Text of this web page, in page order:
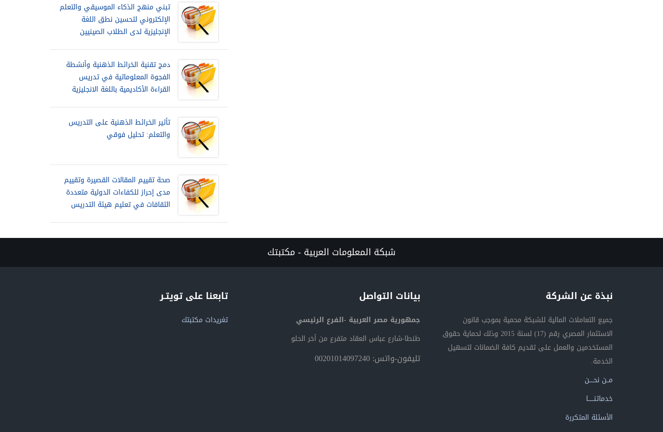
تبني منهج الذكاء الموسيقي والتعلم
الإلكتروني لتحسين نطق اللغة
الإنجليزية لدى الطلاب الصينيين
دمج تقنية الخرائط الذهنية وأنشطة
الفجوة المعلوماتية في تدريس
القراءة الأكاديمية باللغة الانجليزية
تأثير الخرائط الذهنية على التدريس
والتعلم: تحليل فوقي
صحة تقييم المقالات القصيرة وتقييم
مدى إحراز للكفاءات الدولية متعددة
الثقافات في تعليم هيئة التدريس
شبكة المعلومات العربية - مكتبتك
نبذة عن الشركة
جميع التعاملات المالية للشبكة محمية بموجب قانون
الاستثمار المصري رقم (17) لسنة 2015 وذلك لحماية حقوق
المستخدمين والعمل على تقديم كافة الضمانات لتسهيل
الخدمة.
مــن نحــــن
خدماتنــــــا
الأسئلة المتكررة
بيانات التواصل
جمهورية مصر العربية -الفرع الرئيسي
طنطا-شارع عباس العقاد متفرع من أخر الحلو
تليفون-واتس: 00201014097240
تابعنا على تويتـر
تغريدات مكتبتك